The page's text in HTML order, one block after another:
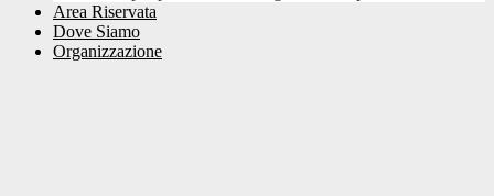
Area Riservata
Dove Siamo
Organizzazione